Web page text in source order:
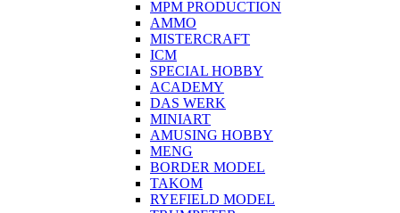
MPM PRODUCTION
AMMO
MISTERCRAFT
ICM
SPECIAL HOBBY
ACADEMY
DAS WERK
MINIART
AMUSING HOBBY
MENG
BORDER MODEL
TAKOM
RYEFIELD MODEL